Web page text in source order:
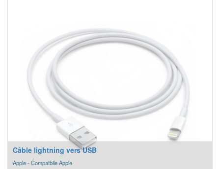
Câble lightning vers USB
Apple - Compatbile Apple